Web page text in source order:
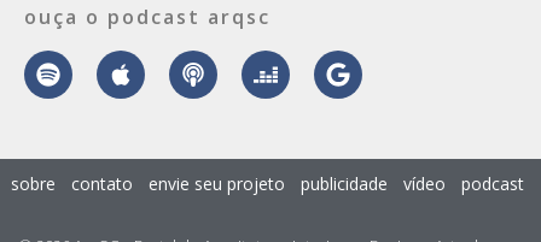
ouça o podcast arqsc
sobre contato envie seu projeto publicidade vídeo podcast